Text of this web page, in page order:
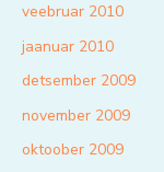
veebruar 2010
jaanuar 2010
detsember 2009
november 2009
oktoober 2009